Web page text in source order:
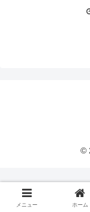
©
メニュー ホーム